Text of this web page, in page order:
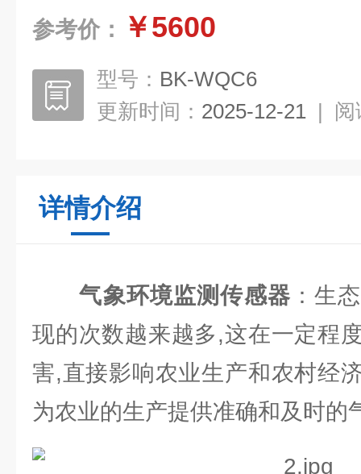
参考价： ￥5600
型号： BK-WQC6
更新时间： 2025-12-21 | 阅
详情介绍
气象环境监测传感器 ：生
现的次数越来越多,这在一定程
害,直接影响农业生产和农村经
为农业的生产提供准确和及时的